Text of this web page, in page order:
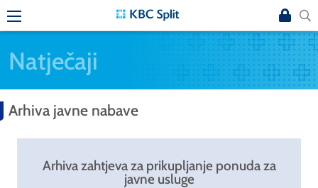
Natječaji
Arhiva javne nabave
Arhiva zahtjeva za prikupljanje ponuda za
javne usluge